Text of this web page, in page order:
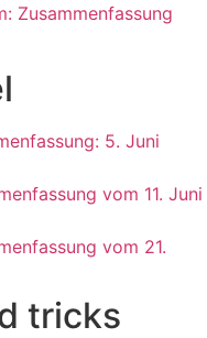
Zusammenfassung
5. Juni
vom 11. Juni
vom 21.
tricks